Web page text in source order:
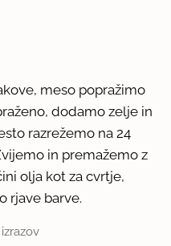
meso popražimo
dodamo zelje in
razrežemo na 24
in premažemo z
olja kot za cvrtje,
rjave barve.